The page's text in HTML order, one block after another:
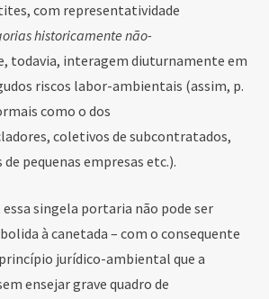
com representatividade
historicamente não-
todavia, interagem diuturnamente em
riscos labor-ambientais (assim, p.
como o dos
coletivos de subcontratados,
pequenas empresas etc.).
singela portaria não pode ser
à canetada – com o consequente
jurídico-ambiental que a
ensejar grave quadro de